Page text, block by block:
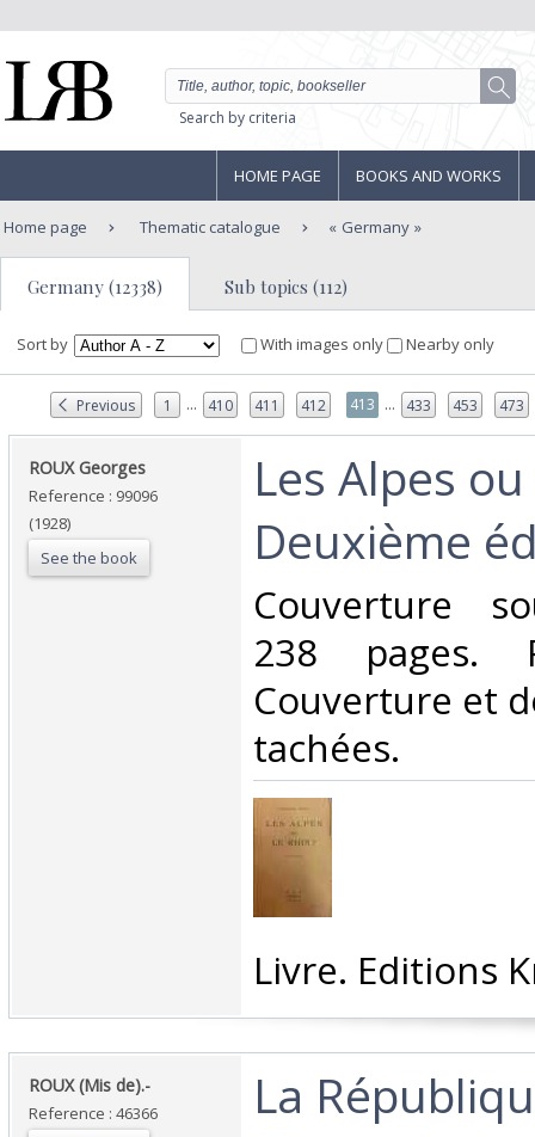
Search by criteria
HOME PAGE BOOKS AND WORKS
Home page Thematic catalogue Germany
Germany (12338) Sub topics (112)
Sort by With images only Nearby only
Previous 1 ... 410 411 412 413 ... 433 453 473
‎ROUX Georges ‎
Reference : 99096
(1928)
See the book
‎Les Alpes
Deuxième
‎Couverture
238 pages.
Couverture et
tachées.‎
‎Livre. Editions
‎ROUX (Mis de).-‎
Reference : 46366
‎La